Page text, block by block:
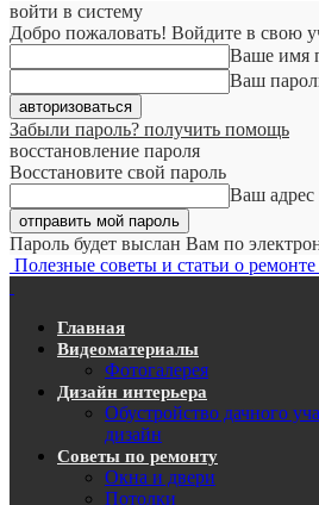
войти в систему
Добро пожаловать! Войдите в свою
Ваше имя
Ваш
Забыли пароль? получить помощь
восстановление пароля
Восстановите свой пароль
Ваш адрес
Пароль будет выслан Вам по
Полезные советы и статьи о ремонте
Главная
Видеоматериалы
Фотогалерея
Дизайн интерьера
Обустройство дачного
дизайн
Советы по ремонту
Окна и двери
Потолки